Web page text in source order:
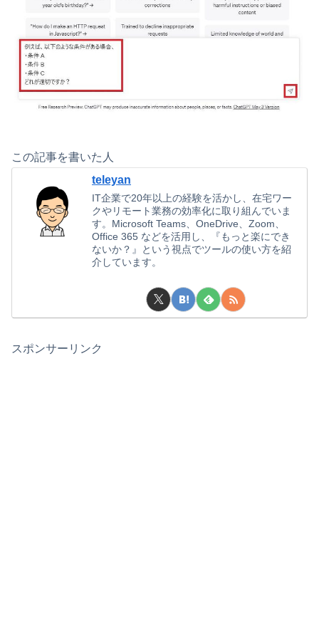
この記事を書いた人
teleyan
IT企業で20年以上の経験を活かし、在宅ワー
クやリモート業務の効率化に取り組んでいま
す。Microsoft Teams、OneDrive、Zoom、
Office 365 などを活用し、『もっと楽にでき
ないか？』という視点でツールの使い方を紹
介しています。
スポンサーリンク